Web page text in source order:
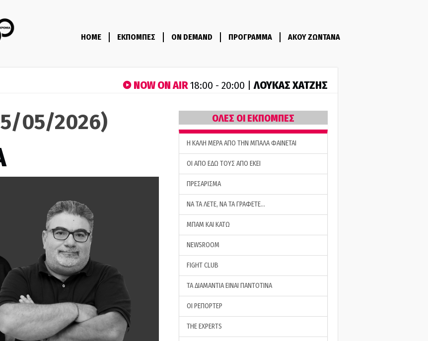
HOME ΕΚΠΟΜΠΕΣ ON DEMAND ΠΡΟΓΡΑΜΜΑ ΑΚΟΥ ΖΩΝΤΑΝΑ
NOW ON AIR18:00 - 20:00 |ΛΟΥΚΑΣ ΧΑΤΖΗΣ
05/2026) ΟΛΕΣ ΟΙ ΕΚΠΟΜΠΕΣ
H ΚΑΛΗ ΜΕΡΑ ΑΠΟ ΤΗΝ ΜΠΑΛΑ ΦΑΙΝΕΤΑΙ
ΟΙ ΑΠΟ ΕΔΩ ΤΟΥΣ ΑΠΟ ΕΚΕΙ
ΠΡΕΣΑΡΙΣΜΑ
ΝΑ ΤΑ ΛΕΤΕ, ΝΑ ΤΑ ΓΡΑΦΕΤΕ…
ΜΠΑΜ ΚΑΙ ΚΑΤΩ
NEWSROOM
FIGHT CLUB
ΤΑ ΔΙΑΜΑΝΤΙΑ ΕΙΝΑΙ ΠΑΝΤΟΤΙΝΑ
ΟΙ ΡΕΠΟΡΤΕΡ
THE EXPERTS